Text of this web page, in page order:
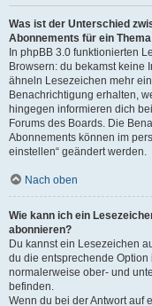
Was ist der Unterschied
Abonnements für ein
In phpBB 3.0 funktionierten
Browsern: du bekamst keine
ähneln Lesezeichen mehr
Benachrichtigung erhalten,
hingegen informieren dich
Forums des Boards. Die
Abonnements können im
einstellen“ geändert werden.
Nach oben
Wie kann ich ein
abonnieren?
Du kannst ein Lesezeichen
du die entsprechende Option
normalerweise ober- und
befinden.
Wenn du bei der Antwort auf